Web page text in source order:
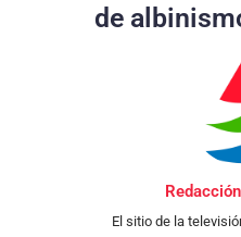
de
El sitio de la